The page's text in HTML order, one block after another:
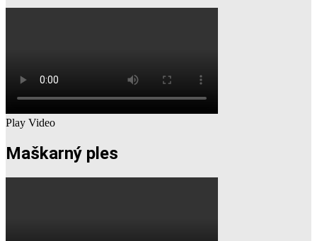
Play Video
Maškarný ples